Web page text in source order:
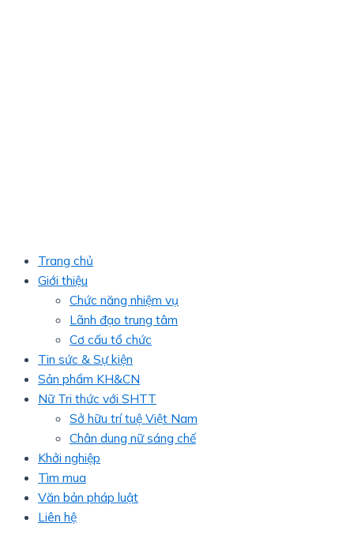
Trang chủ
Giới thiệu
Chức năng nhiệm vụ
Lãnh đạo trung tâm
Cơ cấu tổ chức
Tin sức & Sự kiện
Sản phẩm KH&CN
Nữ Tri thức với SHTT
Sở hữu trí tuệ Việt Nam
Chân dung nữ sáng chế
Khởi nghiệp
Tìm mua
Văn bản pháp luật
Liên hệ